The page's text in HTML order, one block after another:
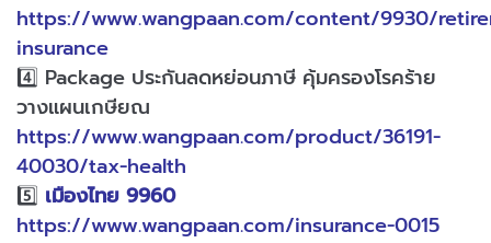
https://www.wangpaan.com/content/9930/
insurance
4️⃣ Package ประกันลดหย่อนภาษี คุ้มครองโรคร้าย
วางแผนเกษียณ
https://www.wangpaan.com/product/36191-
40030/tax-health
5️⃣ เมืองไทย 9960
https://www.wangpaan.com/insurance-0015